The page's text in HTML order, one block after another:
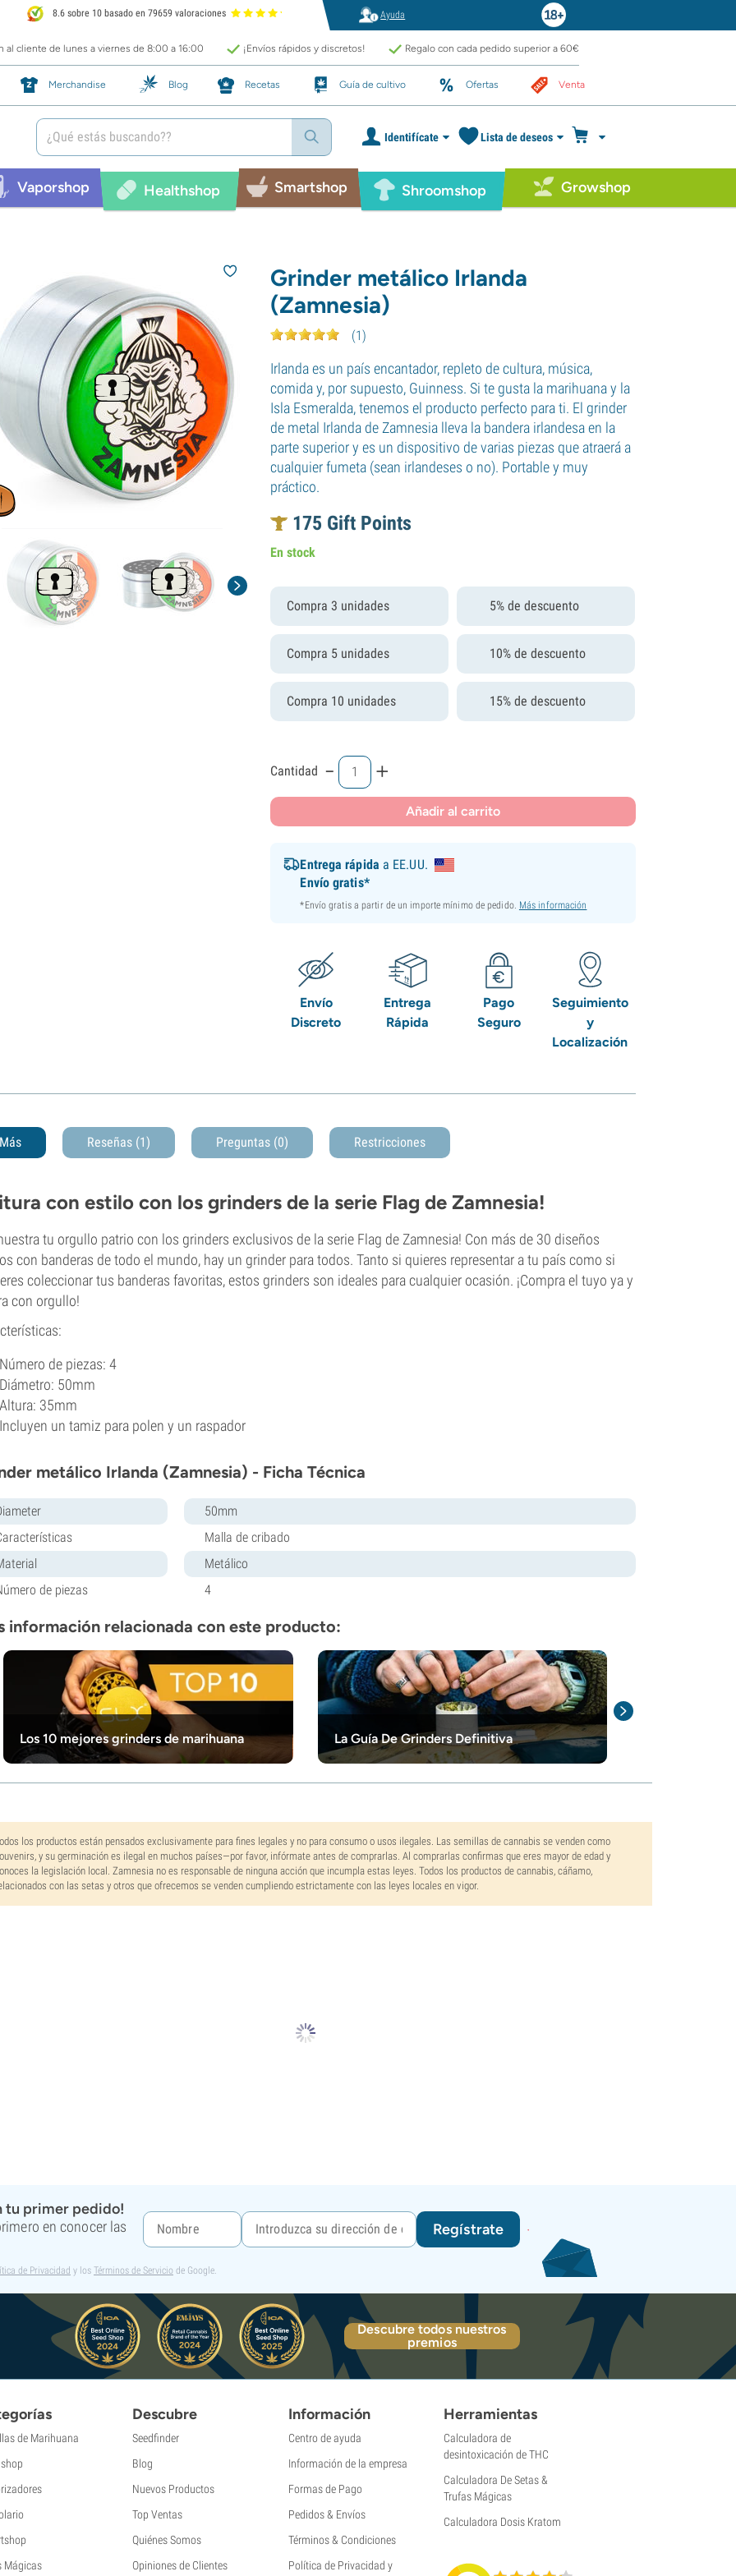
8.6 sobre 10 basado en 79659 valoraciones Ayuda
al cliente de lunes a viernes de 8:00 a 16:00 ¡Envíos rápidos y discretos! Regalo con cada pedido superior a 60€
Merchandise Blog Recetas Guía de cultivo Ofertas Venta
Identifícate Lista de deseos
Vaporshop Healthshop Smartshop Shroomshop Growshop
Grinder metálico Irlanda
(Zamnesia)
(1)
Irlanda es un país encantador, repleto de cultura, música,
comida y, por supuesto, Guinness. Si te gusta la marihuana y la
Isla Esmeralda, tenemos el producto perfecto para ti. El grinder
de metal Irlanda de Zamnesia lleva la bandera irlandesa en la
parte superior y es un dispositivo de varias piezas que atraerá a
cualquier fumeta (sean irlandeses o no). Portable y muy
práctico.
175 Gift Points
En stock
Compra 3 unidades 5% de descuento
Compra 5 unidades 10% de descuento
Compra 10 unidades 15% de descuento
Cantidad - +
Añadir al carrito
Entrega rápida a EE.UU.
Envío gratis*
*Envío gratis a partir de un importe mínimo de pedido. Más información
Envío
Discreto
Entrega
Rápida
Pago
Seguro
Seguimiento
y
Localización
Más Reseñas (1) Preguntas (0) Restricciones
con estilo con los grinders de la serie Flag de Zamnesia!
tu orgullo patrio con los grinders exclusivos de la serie Flag de Zamnesia! Con más de 30 diseños
con banderas de todo el mundo, hay un grinder para todos. Tanto si quieres representar a tu país como si
coleccionar tus banderas favoritas, estos grinders son ideales para cualquier ocasión. ¡Compra el tuyo ya y
con orgullo!
Número de piezas: 4
Diámetro: 50mm
Altura: 35mm
Incluyen un tamiz para polen y un raspador
metálico Irlanda (Zamnesia) - Ficha Técnica
50mm
Malla de cribado
Metálico
de piezas
4
información relacionada con este producto:
Los 10 mejores grinders de marihuana La Guía De Grinders Definitiva
los productos están pensados exclusivamente para fines legales y no para consumo o usos ilegales. Las semillas de cannabis se venden como
y su germinación es ilegal en muchos países—por favor, infórmate antes de comprarlas. Al comprarlas confirmas que eres mayor de edad y
la legislación local. Zamnesia no es responsable de ninguna acción que incumpla estas leyes. Todos los productos de cannabis, cáñamo,
con las setas y otros que ofrecemos se venden cumpliendo estrictamente con las leyes locales en vigor.
tu primer pedido!
en conocer las Regístrate
de Privacidad y los Términos de Servicio de Google.
Descubre todos nuestros
premios
de Marihuana
Mágicas
Descubre
Seedfinder
Blog
Nuevos Productos
Top Ventas
Quiénes Somos
Opiniones de Clientes
Información
Centro de ayuda
Información de la empresa
Formas de Pago
Pedidos & Envíos
Términos & Condiciones
Política de Privacidad y
Herramientas
Calculadora de
desintoxicación de THC
Calculadora De Setas &
Trufas Mágicas
Calculadora Dosis Kratom